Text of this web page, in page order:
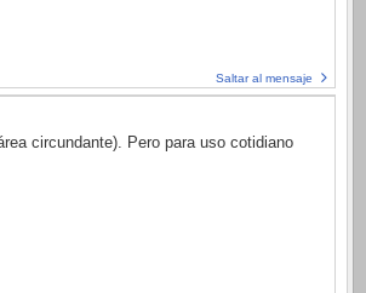
Saltar al mensaje
circundante). Pero para uso cotidiano